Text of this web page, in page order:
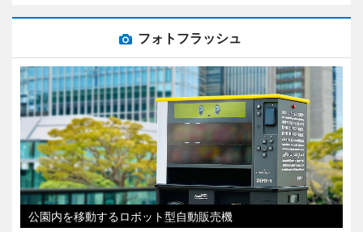
フォトフラッシュ
公園内を移動するロボット型自動販売機